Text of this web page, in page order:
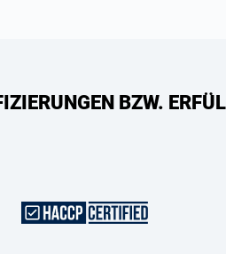
BZW.